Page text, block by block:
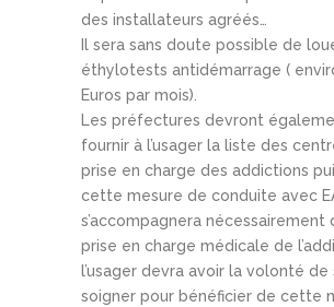
des installateurs agréés…
Il sera sans doute possible de
éthylotests antidémarrage (
Euros par mois).
Les préfectures devront
fournir à l’usager la liste des
prise en charge des addictions
cette mesure de conduite avec
s’accompagnera nécessairement
prise en charge médicale de
l’usager devra avoir la volonté de
soigner pour bénéficier de cette